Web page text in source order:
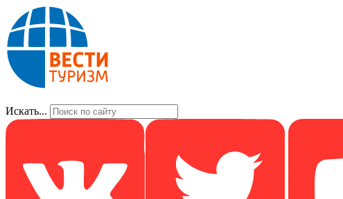
Искать...